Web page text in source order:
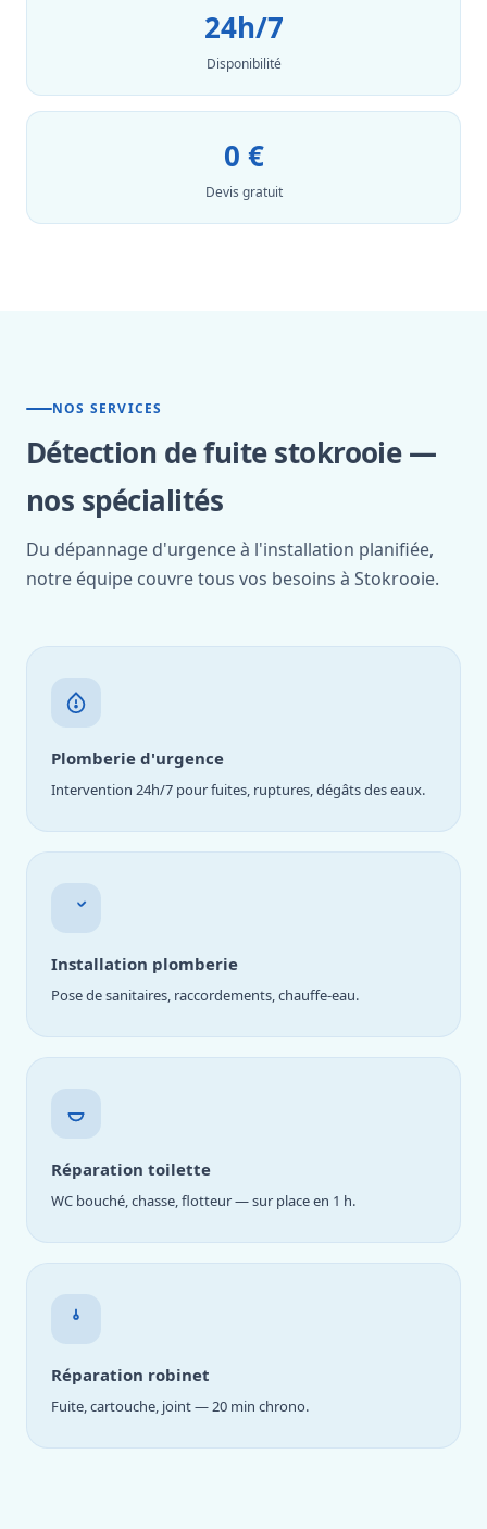
24h/7
Disponibilité
0 €
Devis gratuit
NOS SERVICES
Détection de fuite stokrooie —
nos spécialités
Du dépannage d'urgence à l'installation planifiée,
notre équipe couvre tous vos besoins à Stokrooie.
Plomberie d'urgence
Intervention 24h/7 pour fuites, ruptures, dégâts des eaux.
Installation plomberie
Pose de sanitaires, raccordements, chauffe-eau.
Réparation toilette
WC bouché, chasse, flotteur — sur place en 1 h.
Réparation robinet
Fuite, cartouche, joint — 20 min chrono.